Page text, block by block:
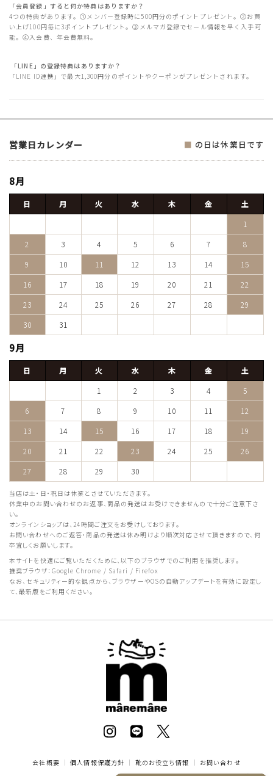
「会員登録」すると何か特典はありますか？
4つの特典があります。①メンバー登録時に500円分のポイントプレゼント。②お買
い上げ100円毎に3ポイントプレゼント。③メルマガ登録でセール情報を早く入手可
能。④入会費、年会費無料。
「LINE」の登録特典はありますか？
「LINE ID連携」で最大1,300円分のポイントやクーポンがプレゼントされます。
営業日カレンダー ■ の日は休業日です
8月
日 月 火 水 木 金
土
1
2
3 4 5 6 7
8
9
10 11 12 13 14
15
16
17 18 19 20 21
22
23
24 25 26 27 28
29
30
31
9月
日 月 火 水 木 金
土
1
2 3 4
5
6
7 8 9 10 11
12
13
14 15 16 17 18
19
20
21 22 23 24 25
26
27
28 29 30
当店は土・日・祝日は休業とさせていただきます。
休業中のお問い合わせのお返事、商品の発送はお受けできませんので十分ご注意下さ
い。
オンラインショップは、24時間ご注文をお受けしております。
お問い合わせへのご返答・商品の発送は休み明けより順次対応させて頂きますので、何
卒宜しくお願いします。
本サイトを快適にご覧いただくために、以下のブラウザでのご利用を推奨します。
推奨ブラウザ：Google Chrome / Safari / Firefox
なお、セキュリティー的な観点から、ブラウザーやOSの自動アップデートを有効に設定し
て、最新版をご利用ください。
会社概要 ｜個人情報保護方針 ｜ 靴のお役立ち情報 ｜ お問い合わせ